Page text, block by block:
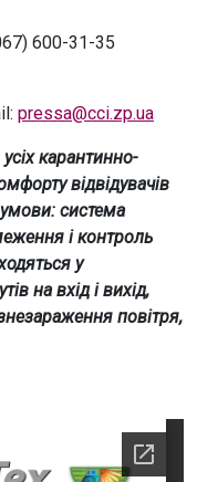
600-31-35
pressa@cci.zp.ua
карантинно-
відвідувачів
умови: система
і контроль
у
на вхід і вихід,
повітря,